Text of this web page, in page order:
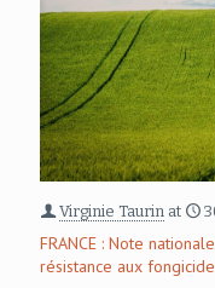
Virginie Taurin at
FRANCE : Note
résistance aux